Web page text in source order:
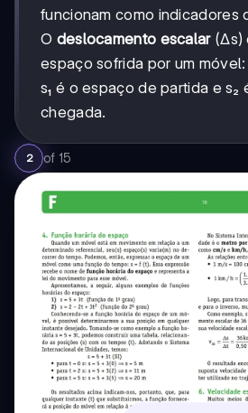
funcionam como indicadores
O deslocamento escalar(Δs)
espaço sofrida por um móvel:
s₁ é o espaço de partida e s₂
chegada.
2 of 15